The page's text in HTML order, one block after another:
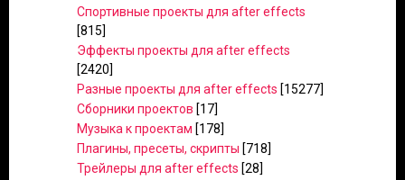
Спортивные проекты для after effects
[815]
Эффекты проекты для after effects
[2420]
Разные проекты для after effects [15277]
Сборники проектов [17]
Музыка к проектам [178]
Плагины, пресеты, скрипты [718]
Трейлеры для after effects [28]